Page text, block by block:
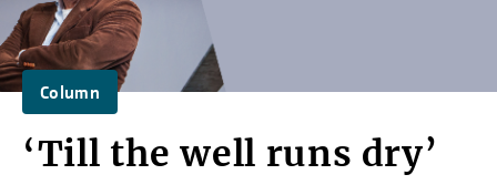
Column
‘Till the well runs dry’